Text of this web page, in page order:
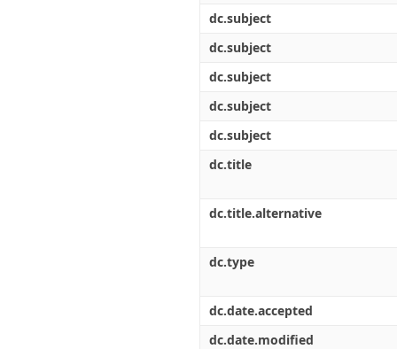
dc.subject
dc.subject
dc.subject
dc.subject
dc.subject
dc.title
dc.title.alternative
dc.type
dc.date.accepted
dc.date.modified